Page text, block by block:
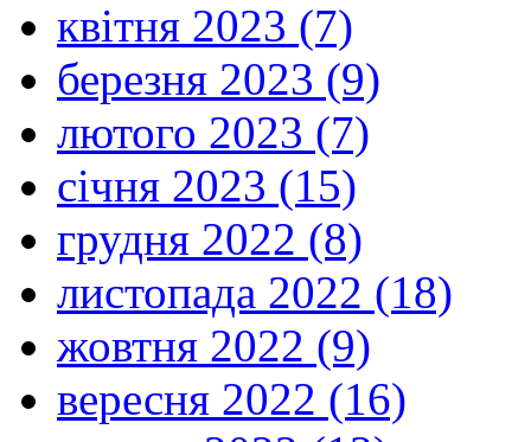
квітня 2023 (7)
березня 2023 (9)
лютого 2023 (7)
січня 2023 (15)
грудня 2022 (8)
листопада 2022 (18)
жовтня 2022 (9)
вересня 2022 (16)